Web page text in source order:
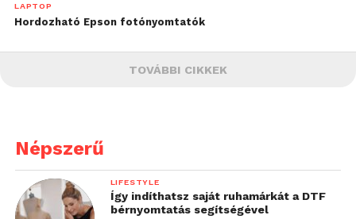
LAPTOP
Hordozható Epson fotónyomtatók
TOVÁBBI CIKKEK
Népszerű
LIFESTYLE
Így indíthatsz saját ruhamárkát a DTF
bérnyomtatás segítségével